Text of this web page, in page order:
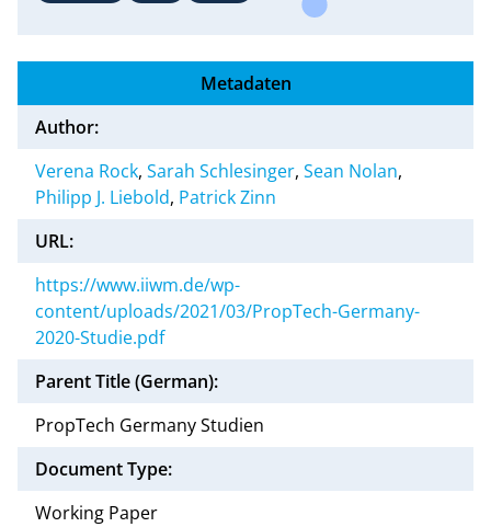
Metadaten
Author:
Verena Rock, Sarah Schlesinger, Sean Nolan,
Philipp J. Liebold, Patrick Zinn
URL:
https://www.iiwm.de/wp-
content/uploads/2021/03/PropTech-Germany-
2020-Studie.pdf
Parent Title (German):
PropTech Germany Studien
Document Type:
Working Paper